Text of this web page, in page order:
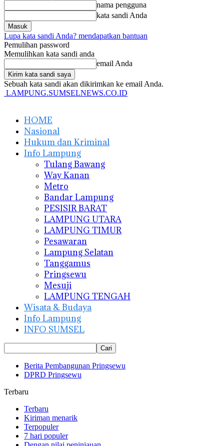
nama pengguna
kata sandi Anda
Lupa kata sandi Anda? mendapatkan bantuan
Pemulihan password
Memulihkan kata sandi anda
email Anda
Sebuah kata sandi akan dikirimkan ke email Anda.
LAMPUNG.SUMSELNEWS.CO.ID
HOME
Nasional
Hukum dan Kriminal
Info Lampung
Tulang Bawang
Way Kanan
Metro
Bandar Lampung
PESISIR BARAT
LAMPUNG UTARA
LAMPUNG TIMUR
Pesawaran
Lampung Selatan
Tanggamus
Pringsewu
Mesuji
LAMPUNG TENGAH
Wisata & Budaya
Info Lampung
INFO SUMSEL
Berita Pembangunan Pringsewu
DPRD Pringsewu
Terbaru
Terbaru
Kiriman menarik
Terpopuler
7 hari populer